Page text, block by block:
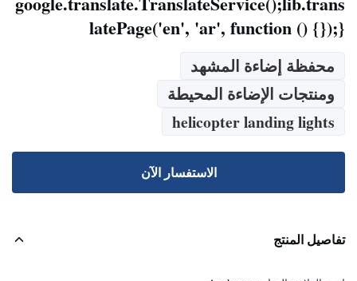
latePage('en', 'ar', function () {});}
محفظة إضاءة المشهد
ومنتجات الإضاءة المحيطة
helicopter landing lights
الاستفسار الآن
تفاصيل المنتج